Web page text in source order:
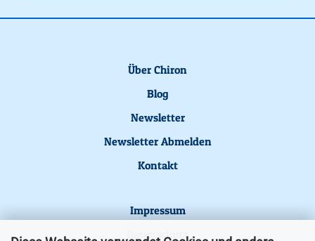
Über Chiron
Blog
Newsletter
Newsletter Abmelden
Kontakt
Impressum
Datenschutz